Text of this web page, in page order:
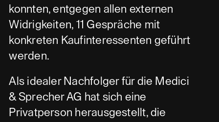
konnten, entgegen allen externen
Widrigkeiten, 11 Gespräche mit
konkreten Kaufinteressenten geführt
werden.
Als idealer Nachfolger für die Medici
& Sprecher AG hat sich eine
Privatperson herausgestellt, die